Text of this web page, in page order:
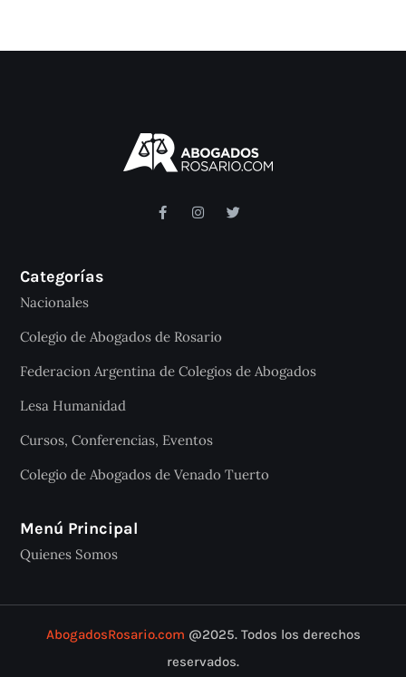
Categorías
Nacionales
Colegio de Abogados de Rosario
Federacion Argentina de Colegios de Abogados
Lesa Humanidad
Cursos, Conferencias, Eventos
Colegio de Abogados de Venado Tuerto
Menú Principal
Quienes Somos
AbogadosRosario.com @2025. Todos los derechos
reservados.